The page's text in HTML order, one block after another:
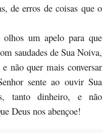
de erros de coisas que o
um apelo para que
saudades de Sua Noiva,
não quer mais conversar
sente ao ouvir Sua
tanto dinheiro, e não
Deus nos abençoe!